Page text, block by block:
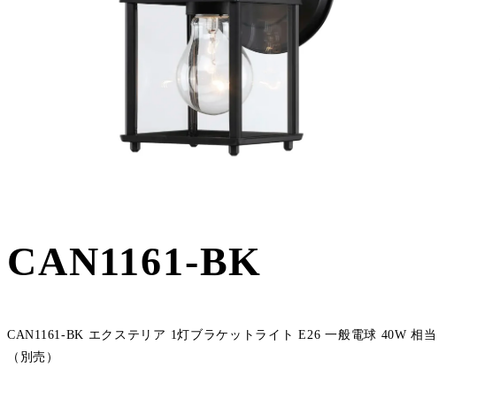
CAN1161-BK
CAN1161-BK エクステリア 1灯ブラケットライト E26 一般電球 40W 相当
（別売）